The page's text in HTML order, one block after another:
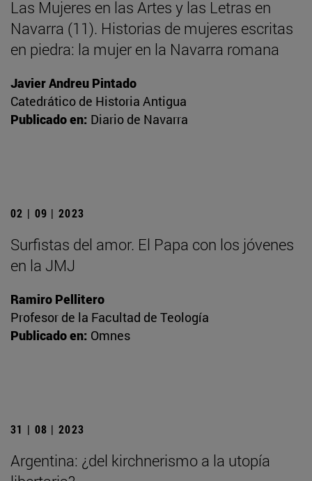
Las Mujeres en las Artes y las Letras en
Navarra (11). Historias de mujeres escritas
en piedra: la mujer en la Navarra romana
Javier Andreu Pintado
Catedrático de Historia Antigua
Publicado en: Diario de Navarra
02 | 09 | 2023
Surfistas del amor. El Papa con los jóvenes
en la JMJ
Ramiro Pellitero
Profesor de la Facultad de Teología
Publicado en: Omnes
31 | 08 | 2023
Argentina: ¿del kirchnerismo a la utopía